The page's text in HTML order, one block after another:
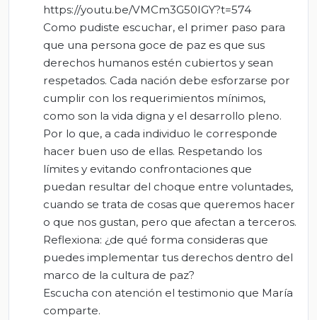
https://youtu.be/VMCm3G50IGY?t=574
Como pudiste escuchar, el primer paso para
que una persona goce de paz es que sus
derechos humanos estén cubiertos y sean
respetados. Cada nación debe esforzarse por
cumplir con los requerimientos mínimos,
como son la vida digna y el desarrollo pleno.
Por lo que, a cada individuo le corresponde
hacer buen uso de ellas. Respetando los
límites y evitando confrontaciones que
puedan resultar del choque entre voluntades,
cuando se trata de cosas que queremos hacer
o que nos gustan, pero que afectan a terceros.
Reflexiona: ¿de qué forma consideras que
puedes implementar tus derechos dentro del
marco de la cultura de paz?
Escucha con atención el testimonio que María
comparte.